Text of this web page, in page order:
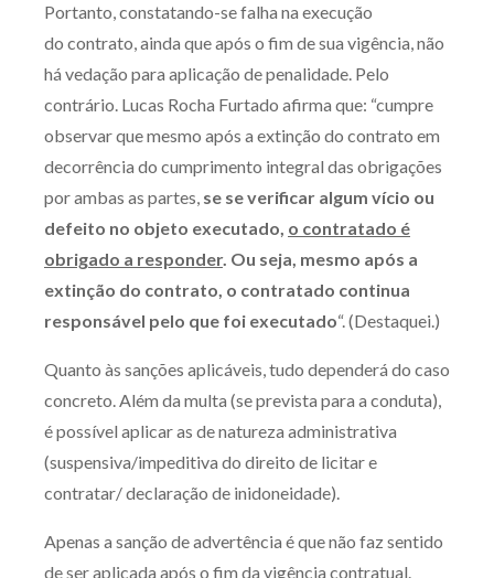
Portanto, constatando-se falha na execução
do contrato, ainda que após o fim de sua vigência, não
há vedação para aplicação de penalidade. Pelo
contrário. Lucas Rocha Furtado afirma que: “cumpre
observar que mesmo após a extinção do contrato em
decorrência do cumprimento integral das obrigações
por ambas as partes, se se verificar algum vício ou
defeito no objeto executado, o contratado é
obrigado a responder. Ou seja, mesmo após a
extinção do contrato, o contratado continua
responsável pelo que foi executado“. (Destaquei.)
Quanto às sanções aplicáveis, tudo dependerá do caso
concreto. Além da multa (se prevista para a conduta),
é possível aplicar as de natureza administrativa
(suspensiva/impeditiva do direito de licitar e
contratar/ declaração de inidoneidade).
Apenas a sanção de advertência é que não faz sentido
de ser aplicada após o fim da vigência contratual.